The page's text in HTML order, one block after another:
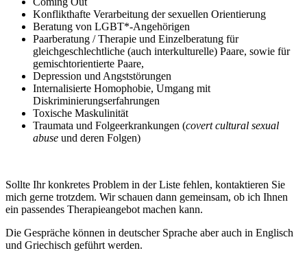
Konflikthafte Verarbeitung der sexuellen Orientierung
Beratung von LGBT*-Angehörigen
Paarberatung / Therapie und Einzelberatung für
gleichgeschlechtliche (auch interkulturelle) Paare, sowie für
gemischtorientierte Paare,
Depression und Angststörungen
Internalisierte Homophobie, Umgang mit
Diskriminierungserfahrungen
Toxische Maskulinität
Traumata und Folgeerkrankungen (covert cultural sexual
abuse und deren Folgen)
Sollte Ihr konkretes Problem in der Liste fehlen, kontaktieren Sie
mich gerne trotzdem. Wir schauen dann gemeinsam, ob ich Ihnen
ein passendes Therapieangebot machen kann.
Die Gespräche können in deutscher Sprache aber auch in Englisch
und Griechisch geführt werden.